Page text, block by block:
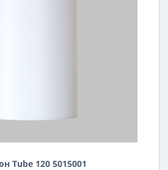
Tube 120 5015001